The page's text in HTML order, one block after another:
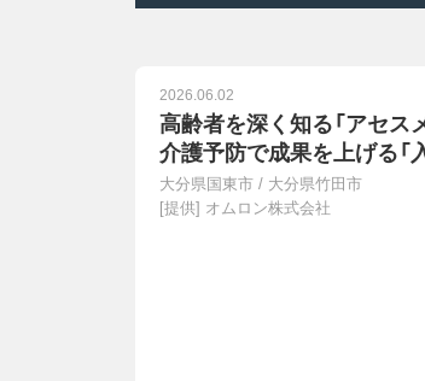
2026.06.02
高齢者を深く知る「アセス
介護予防で成果を上げる「
大分県国東市 / 大分県竹田市
[提供] オムロン株式会社